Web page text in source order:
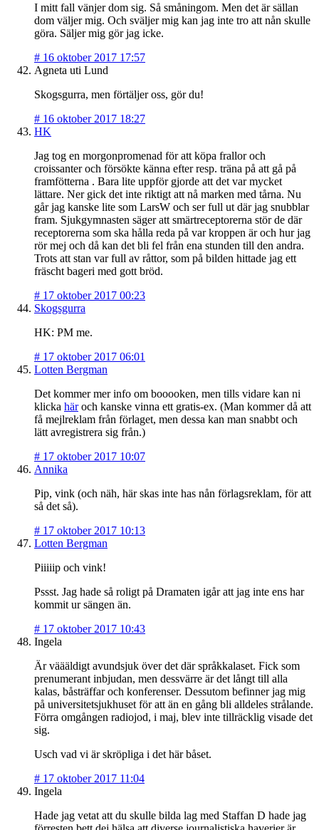
I mitt fall vänjer dom sig. Så småningom. Men det är sällan
dom väljer mig. Och sväljer mig kan jag inte tro att nån skulle
göra. Säljer mig gör jag icke.
# 16 oktober 2017 17:57
Agneta uti Lund
Skogsgurra, men förtäljer oss, gör du!
# 16 oktober 2017 18:27
HK
Jag tog en morgonpromenad för att köpa frallor och
croissanter och försökte känna efter resp. träna på att gå på
framfötterna . Bara lite uppför gjorde att det var mycket
lättare. Ner gick det inte riktigt att nå marken med tårna. Nu
går jag kanske lite som LarsW och ser full ut där jag snubblar
fram. Sjukgymnasten säger att smärtreceptorerna stör de där
receptorerna som ska hålla reda på var kroppen är och hur jag
rör mej och då kan det bli fel från ena stunden till den andra.
Trots att stan var full av råttor, som på bilden hittade jag ett
fräscht bageri med gott bröd.
# 17 oktober 2017 00:23
Skogsgurra
HK: PM me.
# 17 oktober 2017 06:01
Lotten Bergman
Det kommer mer info om booooken, men tills vidare kan ni
klicka häroch kanske vinna ett gratis-ex. (Man kommer då att
få mejlreklam från förlaget, men dessa kan man snabbt och
lätt avregistrera sig från.)
# 17 oktober 2017 10:07
Annika
Pip, vink (och näh, här skas inte has nån förlagsreklam, för att
så det så).
# 17 oktober 2017 10:13
Lotten Bergman
Piiiiip och vink!
Pssst. Jag hade så roligt på Dramaten igår att jag inte ens har
kommit ur sängen än.
# 17 oktober 2017 10:43
Ingela
Är väääldigt avundsjuk över det där språkkalaset. Fick som
prenumerant inbjudan, men dessvärre är det långt till alla
kalas, båsträffar och konferenser. Dessutom befinner jag mig
på universitetsjukhuset för att än en gång bli alldeles strålande.
Förra omgången radiojod, i maj, blev inte tillräcklig visade det
sig.
Usch vad vi är skröpliga i det här båset.
# 17 oktober 2017 11:04
Ingela
Hade jag vetat att du skulle bilda lag med Staffan D hade jag